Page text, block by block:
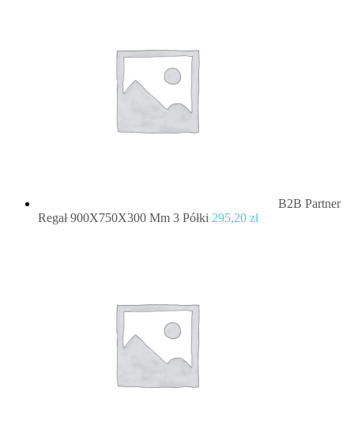
B2B Partner
Regał 900X750X300 Mm 3 Półki 295,20 zł